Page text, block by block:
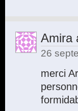
Amira
26
merci